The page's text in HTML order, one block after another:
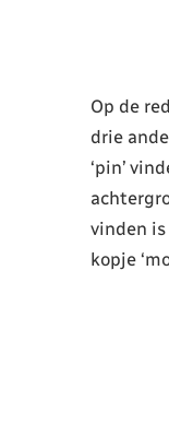
Op de
drie
‘pin’
vinden is
kopje